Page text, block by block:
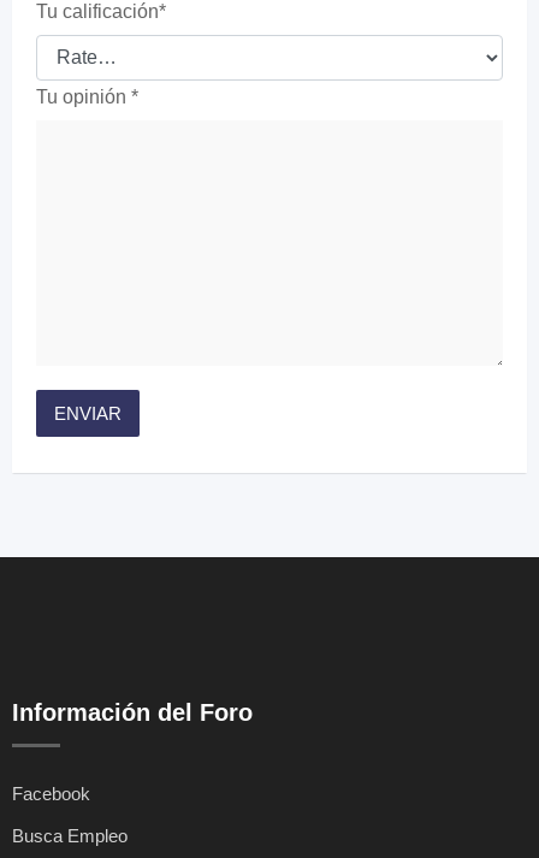
Tu calificación*
Tu opinión *
Información del Foro
Facebook
Busca Empleo